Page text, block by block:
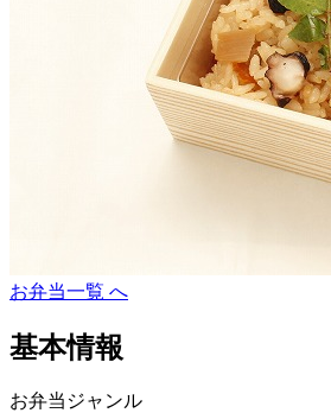
お弁当一覧 へ
基本情報
お弁当ジャンル